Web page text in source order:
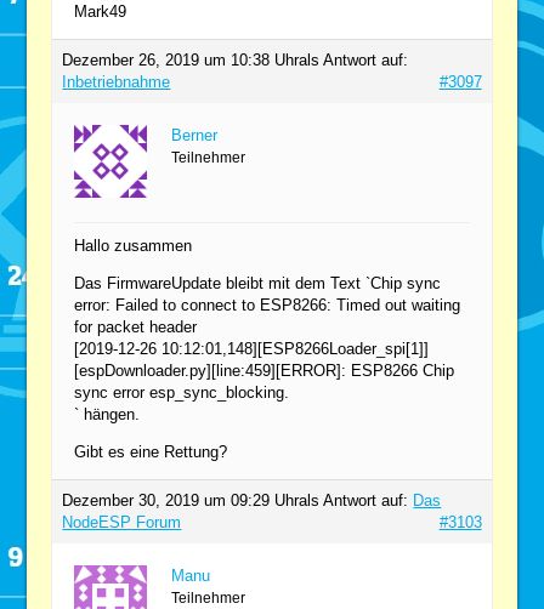
Mark49
Dezember 26, 2019 um 10:38 Uhrals Antwort auf:
Inbetriebnahme
#3097
Berner
Teilnehmer
Hallo zusammen
Das FirmwareUpdate bleibt mit dem Text `Chip sync
error: Failed to connect to ESP8266: Timed out waiting
for packet header
[2019-12-26 10:12:01,148][ESP8266Loader_spi[1]]
[espDownloader.py][line:459][ERROR]: ESP8266 Chip
sync error esp_sync_blocking.
` hängen.
Gibt es eine Rettung?
Dezember 30, 2019 um 09:29 Uhrals Antwort auf: Das
NodeESP Forum
#3103
Manu
Teilnehmer